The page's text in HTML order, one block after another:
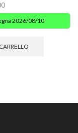
2026/08/10